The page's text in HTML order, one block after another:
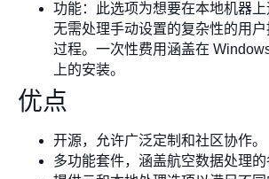
功能：此选项为想要在本地机器
无需处理手动设置的复杂性的用
过程。一次性费用涵盖在
上的安装。
优点
开源，允许广泛定制和社区协作。
多功能套件，涵盖航空数据处理的